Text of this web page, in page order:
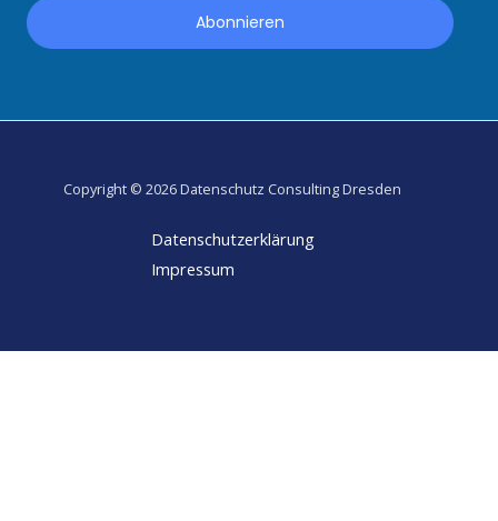
i
Abonnieren
Copyright © 2026 Datenschutz Consulting Dresden
Datenschutzerklärung
Impressum